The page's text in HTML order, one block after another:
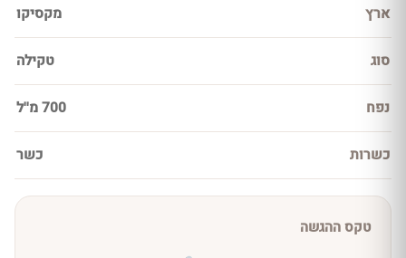
ארץ מקסיקו
סוג טקילה
נפח 700 מ''ל
כשרות כשר
טקס ההגשה